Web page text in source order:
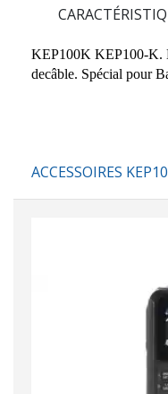
KEP100K KEP100-K.
decâble. Spécial pour
ACCESSOIRES